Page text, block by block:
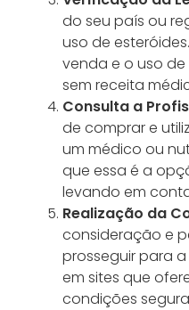
do seu país ou
uso de
venda e o uso
sem receita
Consulta a
de comprar e
um médico ou
que essa é a
levando em
Realização da
consideração e
prosseguir para
em sites que
condições